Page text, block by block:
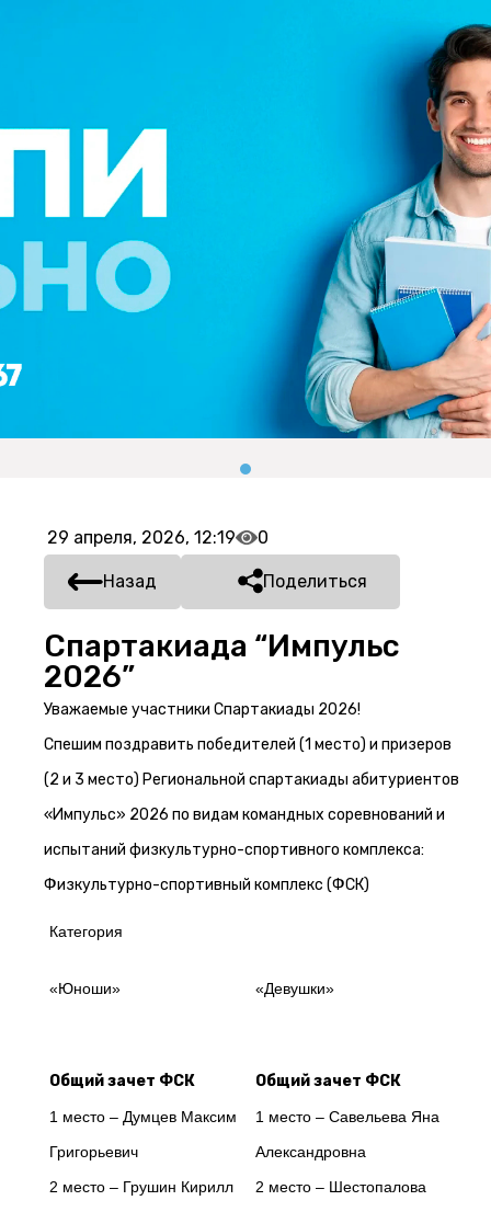
29 апреля, 2026, 12:19 0
Назад Поделиться
Спартакиада “Импульс
2026”
Уважаемые участники Спартакиады 2026!
Спешим поздравить победителей (1 место) и призеров
(2 и 3 место) Региональной спартакиады абитуриентов
«Импульс» 2026 по видам командных соревнований и
испытаний физкультурно-спортивного комплекса:
Физкультурно-спортивный комплекс (ФСК)
Категория
«Юноши» «Девушки»
Общий зачет ФСК
1 место – Думцев Максим
Григорьевич
2 место – Грушин Кирилл
Общий зачет ФСК
1 место – Савельева Яна
Александровна
2 место – Шестопалова